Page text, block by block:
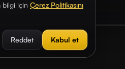
bilgi için Çerez Politikasını
Reddet Kabul et